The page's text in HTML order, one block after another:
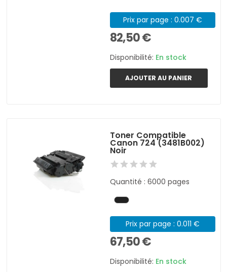
Prix par page : 0.007 €
82,50 €
Disponibilité: En stock
AJOUTER AU PANIER
Toner Compatible
Canon 724 (3481B002)
Noir
Quantité : 6000 pages
Prix par page : 0.011 €
67,50 €
Disponibilité: En stock